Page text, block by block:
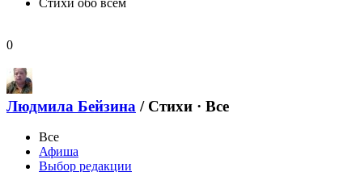
Стихи обо всем
0
Людмила Бейзина / Стихи · Все
Все
Афиша
Выбор редакции